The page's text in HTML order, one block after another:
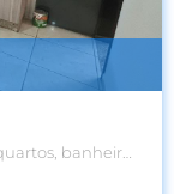
banheiro,